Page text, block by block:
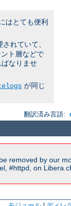
はとても便利
れていて、
ト層などで
なりませ
が同じ
翻訳済み言語:
removed by our
#httpd, on